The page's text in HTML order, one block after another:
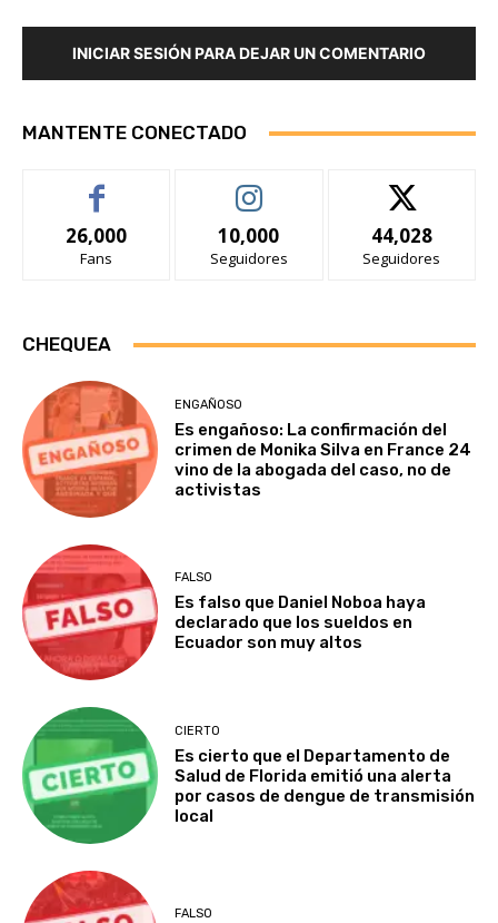
INICIAR SESIÓN PARA DEJAR UN COMENTARIO
MANTENTE CONECTADO
26,000
Fans
10,000
Seguidores
44,028
Seguidores
CHEQUEA
ENGAÑOSO
Es engañoso: La confirmación del
crimen de Monika Silva en France 24
vino de la abogada del caso, no de
activistas
FALSO
Es falso que Daniel Noboa haya
declarado que los sueldos en
Ecuador son muy altos
CIERTO
Es cierto que el Departamento de
Salud de Florida emitió una alerta
por casos de dengue de transmisión
local
FALSO